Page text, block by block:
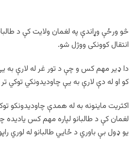
څو ورځې وړاندې په لغمان ولایت کې د
انتقال کوونکی ووژل شو.
دا ډير مهم کس و چې د تور غر له لارې به
کو او له دې لارې به یې چاودیدونکي توکي
اکثریت ماینونه به له همدې چاودیدونکو
لغمان کې د طالبانو لپاره مهم کس
یو ډول بې باوري د ځايي طالبانو له لوري